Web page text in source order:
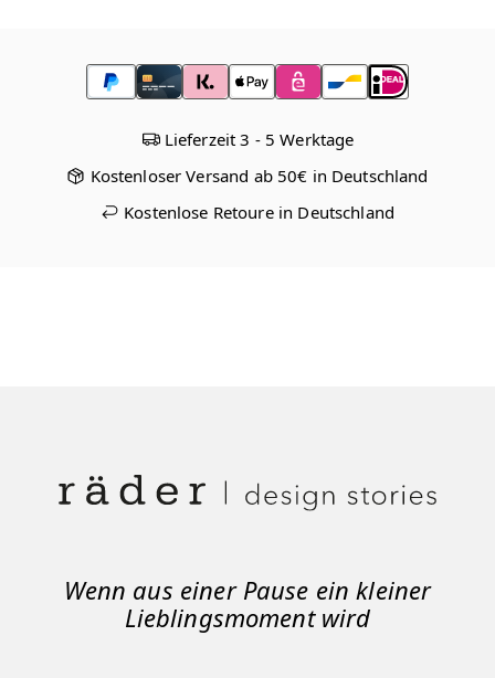
Lieferzeit 3 - 5 Werktage
Kostenloser Versand ab 50€ in Deutschland
Kostenlose Retoure in Deutschland
Wenn aus einer Pause ein kleiner
Lieblingsmoment wird